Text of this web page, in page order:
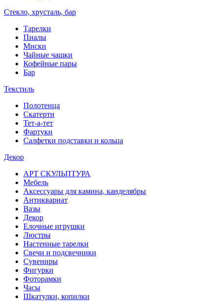
Стекло, хрусталь, бар
Тарелки
Пиалы
Миски
Чайные чашки
Кофейные пары
Бар
Текстиль
Полотенца
Скатерти
Тет-а-тет
Фартуки
Салфетки подставки и кольца
Декор
АРТ СКУЛЬПТУРА
Мебель
Аксессуары для камина, канделябры
Антиквариат
Вазы
Декор
Елочные игрушки
Люстры
Настенные тарелки
Свечи и подсвечники
Сувениры
Фигурки
Фоторамки
Часы
Шкатулки, копилки